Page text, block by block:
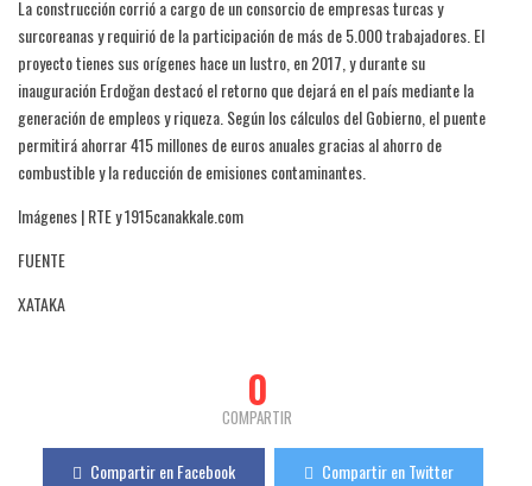
La construcción corrió a cargo de un consorcio de empresas turcas y
surcoreanas y requirió de la participación de más de 5.000 trabajadores. El
proyecto tienes sus orígenes hace un lustro, en 2017, y durante su
inauguración Erdoğan destacó el retorno que dejará en el país mediante la
generación de empleos y riqueza. Según los cálculos del Gobierno, el puente
permitirá ahorrar 415 millones de euros anuales gracias al ahorro de
combustible y la reducción de emisiones contaminantes.
Imágenes | RTE y 1915canakkale.com
FUENTE
XATAKA
0
COMPARTIR
Compartir en Facebook Compartir en Twitter